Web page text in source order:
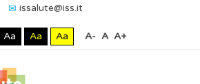
issalute@iss.it
Aa Aa Aa A- A A+